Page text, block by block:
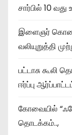
சார்பில் 10
இளைஞர் கொலை
வலியுறுத்தி
பட்டாசு கூலி
ஈர்ப்பு
கோவையில்
தொடக்கம்..,